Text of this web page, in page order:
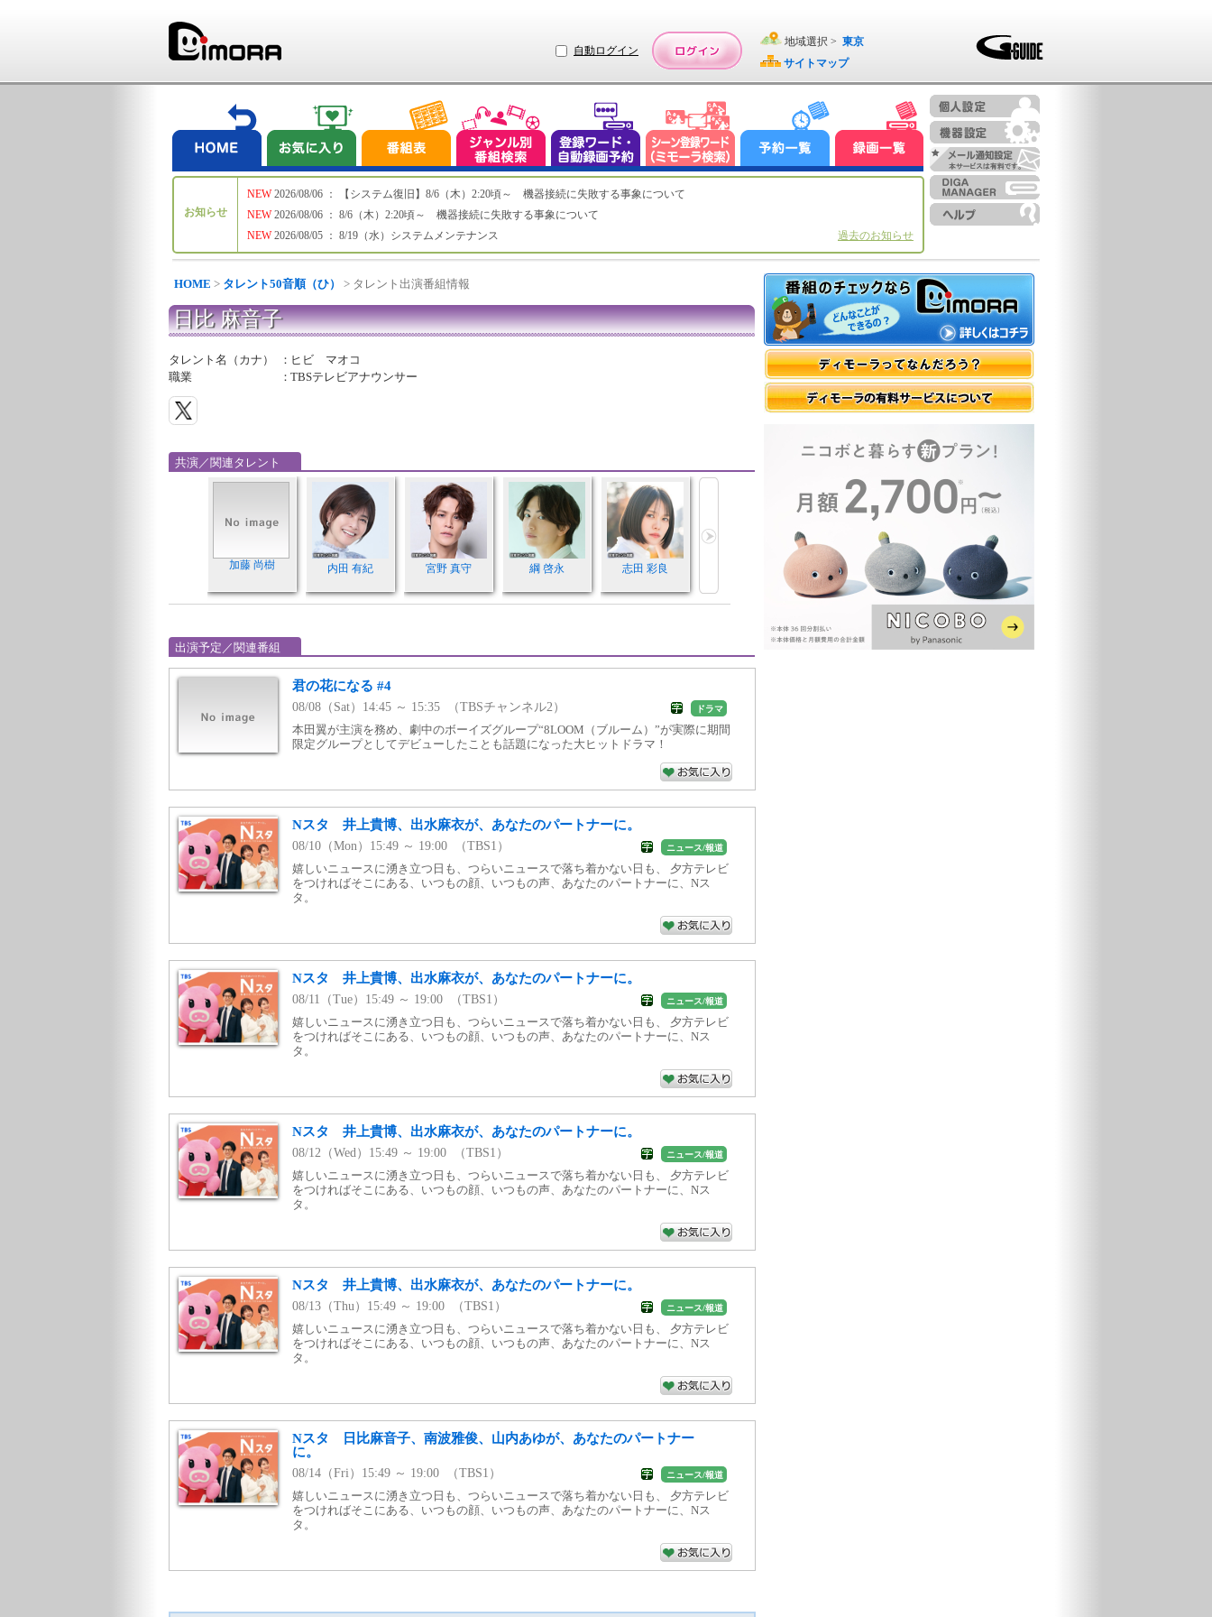
自動ログイン
地域選択 > 東京
サイトマップ
お知らせ
NEW
NEW
NEW
2026/08/06 ： 【システム復旧】8/6（木）2:20頃～ 機器接続に失敗する事象について
2026/08/06 ： 8/6（木）2:20頃～ 機器接続に失敗する事象について
2026/08/05 ： 8/19（水）システムメンテナンス
過去のお知らせ
HOME > タレント50音順（ひ） > タレント出演番組情報
日比 麻音子
タレント名（カナ） ： ヒビ マオコ
職業
：TBSテレビアナウンサー
共演／関連タレント
加藤 尚樹 内田 有紀 宮野 真守 綱 啓永 志田 彩良
出演予定／関連番組
君の花になる #4
08/08（Sat）14:45 ～ 15:35 （TBSチャンネル2） ドラマ
本田翼が主演を務め、劇中のボーイズグループ“8LOOM（ブルーム）”が実際に期間
限定グループとしてデビューしたことも話題になった大ヒットドラマ！
Nスタ 井上貴博、出水麻衣が、あなたのパートナーに。
08/10（Mon）15:49 ～ 19:00 （TBS1） ニュース/報道
嬉しいニュースに湧き立つ日も、つらいニュースで落ち着かない日も、 夕方テレビ
をつければそこにある、いつもの顔、いつもの声、あなたのパートナーに、Nス
タ。
Nスタ 井上貴博、出水麻衣が、あなたのパートナーに。
08/11（Tue）15:49 ～ 19:00 （TBS1） ニュース/報道
嬉しいニュースに湧き立つ日も、つらいニュースで落ち着かない日も、 夕方テレビ
をつければそこにある、いつもの顔、いつもの声、あなたのパートナーに、Nス
タ。
Nスタ 井上貴博、出水麻衣が、あなたのパートナーに。
08/12（Wed）15:49 ～ 19:00 （TBS1） ニュース/報道
嬉しいニュースに湧き立つ日も、つらいニュースで落ち着かない日も、 夕方テレビ
をつければそこにある、いつもの顔、いつもの声、あなたのパートナーに、Nス
タ。
Nスタ 井上貴博、出水麻衣が、あなたのパートナーに。
08/13（Thu）15:49 ～ 19:00 （TBS1） ニュース/報道
嬉しいニュースに湧き立つ日も、つらいニュースで落ち着かない日も、 夕方テレビ
をつければそこにある、いつもの顔、いつもの声、あなたのパートナーに、Nス
タ。
Nスタ 日比麻音子、南波雅俊、山内あゆが、あなたのパートナー
に。
08/14（Fri）15:49 ～ 19:00 （TBS1） ニュース/報道
嬉しいニュースに湧き立つ日も、つらいニュースで落ち着かない日も、 夕方テレビ
をつければそこにある、いつもの顔、いつもの声、あなたのパートナーに、Nス
タ。